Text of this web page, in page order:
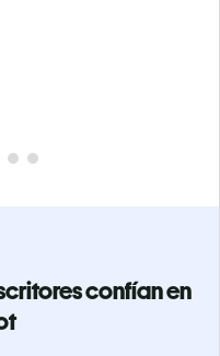
con el detector de
e identifica citas
confían en